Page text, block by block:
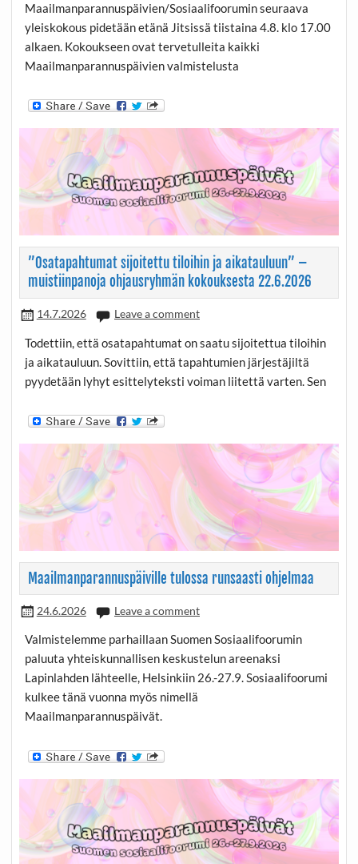
Maailmanparannuspäivien/Sosiaalifoorumin seuraava
yleiskokous pidetään etänä Jitsissä tiistaina 4.8. klo 17.00
alkaen. Kokoukseen ovat tervetulleita kaikki
Maailmanparannuspäivien valmistelusta
”Osatapahtumat sijoitettu tiloihin ja aikatauluun” –
muistiinpanoja ohjausryhmän kokouksesta 22.6.2026
14.7.2026 Leave a comment
Todettiin, että osatapahtumat on saatu sijoitettua tiloihin
ja aikatauluun. Sovittiin, että tapahtumien järjestäjiltä
pyydetään lyhyt esittelyteksti voiman liitettä varten. Sen
Maailmanparannuspäiville tulossa runsaasti ohjelmaa
24.6.2026 Leave a comment
Valmistelemme parhaillaan Suomen Sosiaalifoorumin
paluuta yhteiskunnallisen keskustelun areenaksi
Lapinlahden lähteelle, Helsinkiin 26.-27.9. Sosiaalifoorumi
kulkee tänä vuonna myös nimellä
Maailmanparannuspäivät.